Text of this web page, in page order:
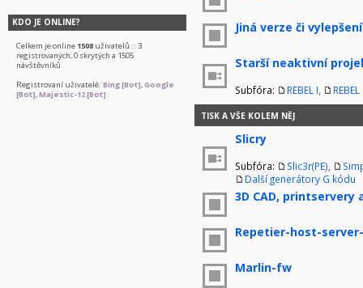
KDO JE ONLINE?
Celkem je online 1508 uživatelů :: 3
registrovaných, 0 skrytých a 1505
návštěvníků
Registrovaní uživatelé: Bing [Bot],Google
[Bot],Majestic-12 [Bot]
Jiná verze či
Starší neaktivní
Subfóra: REBEL I REBEL
TISK A VŠE KOLEM NĚJ
Slicry
Subfóra: Slic3r(PE)
Další generátory G kódu
3D CAD, printservery
Repetier-host-
Marlin-fw